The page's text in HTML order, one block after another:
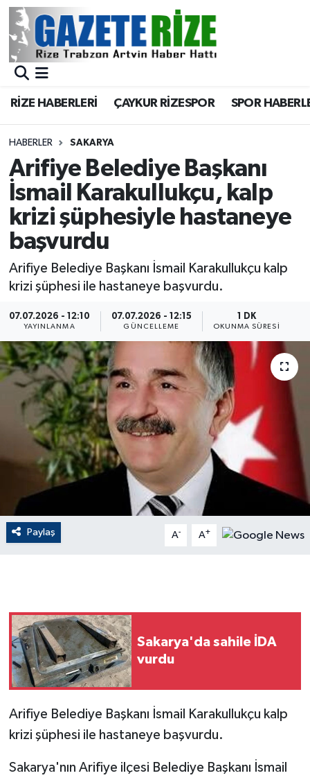
RİZE HABERLERİ ÇAYKUR RİZESPOR SPOR
HABERLER SAKARYA
Arifiye Belediye Başkanı
İsmail Karakullukçu, kalp
krizi şüphesiyle hastaneye
başvurdu
Arifiye Belediye Başkanı İsmail Karakullukçu kalp
krizi şüphesi ile hastaneye başvurdu.
07.07.2026 - 12:10
YAYINLANMA
07.07.2026 - 12:15
GÜNCELLEME
1 DK
OKUNMA SÜRESI
Paylaş A- A+
Sakarya'da sahile İDA
vurdu
Arifiye Belediye Başkanı İsmail Karakullukçu kalp
krizi şüphesi ile hastaneye başvurdu.
Sakarya'nın Arifiye ilçesi Belediye Başkanı İsmail
BÖLGEMİZ
Asayiş
Rize Jandarma Komutanlığı
Bilim Teknoloji
Bölge
Advertising news
Dış Haberler
Dünya
EĞİTİM
EKONOMİ
Gayrimenkul
GENEL
GÜNDEM
HABERDE İNSAN
Merkez Nöbetçi Eczaneler
Merkez Trafik Yoğunluk Haritası
Süper Lig Puan Durumu ve Fikstür
Tüm Manşetler
Son Dakika Haberleri
Haber Arşivi